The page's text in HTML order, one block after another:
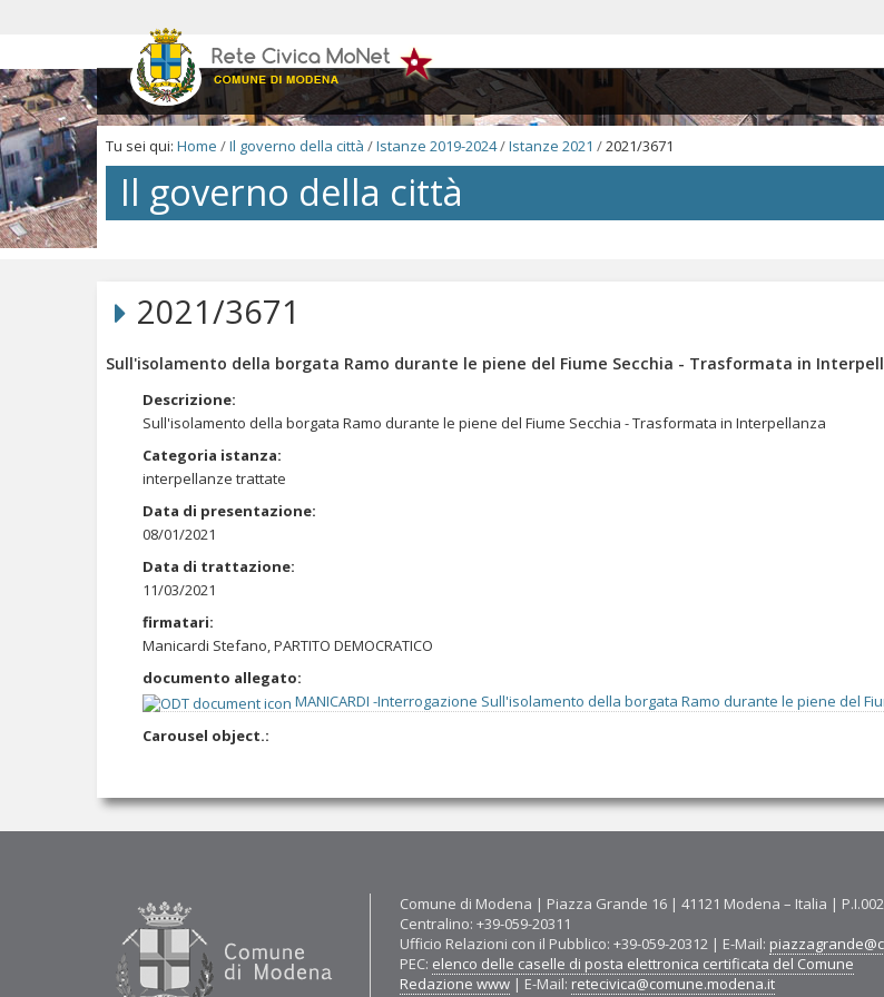
|
Salta
alla
navigazione
Tu sei qui: Home /Il governo della città /Istanze 2019-2024/Istanze 2021 /2021/3671
Il governo della città
Salta
navigazione
2021/3671
Sull'isolamento della borgata Ramo durante le piene del Fiume Secchia - Trasformata in
Descrizione:
Sull'isolamento della borgata Ramo durante le piene del Fiume Secchia - Trasformata in Interpellanza
Categoria istanza:
interpellanze trattate
Data di presentazione:
08/01/2021
Data di trattazione:
11/03/2021
firmatari:
Manicardi Stefano, PARTITO DEMOCRATICO
documento allegato:
MANICARDI -Interrogazione Sull'isolamento della borgata Ramo durante le piene del
Carousel object.:
Contatti
Comune di Modena | Piazza Grande 16 | 41121 Modena – Italia |
Centralino: +39-059-20311
Ufficio Relazioni con il Pubblico: +39-059-20312 | E-Mail:
PEC: elenco delle caselle di posta elettronica certificata del Comune
Redazione www | E-Mail: retecivica@comune.modena.it